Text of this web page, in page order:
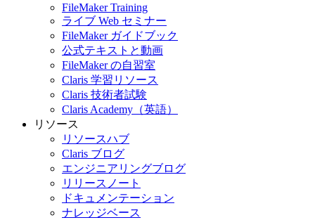
FileMaker Training
ライブ Web セミナー
FileMaker ガイドブック
公式テキストと動画
FileMaker の自習室
Claris 学習リソース
Claris 技術者試験
Claris Academy（英語）
リソース
リソースハブ
Claris ブログ
エンジニアリングブログ
リリースノート
ドキュメンテーション
ナレッジベース